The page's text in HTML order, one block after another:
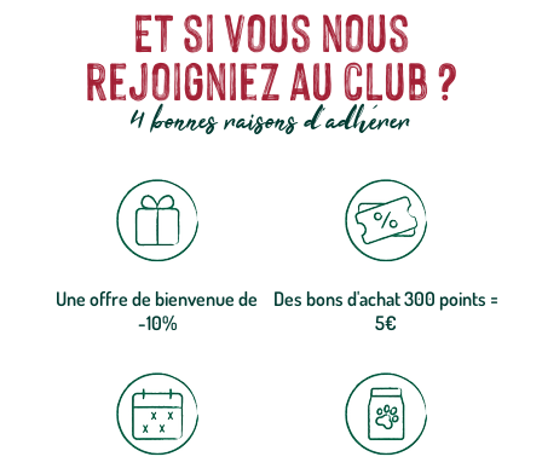
Et si vous nous
rejoigniez au club ?
4 bonnes raisons d'adhérer
Une offre de bienvenue de
-10%
Des bons d'achat 300 points =
5€